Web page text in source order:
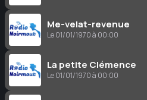
Me-velat-revenue
Le 01/01/1970 à 00:00
La petite Clémence
Le 01/01/1970 à 00:00